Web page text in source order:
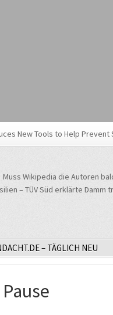
New Tools to Help Prevent
Muss Wikipedia die Autoren
– TÜV Süd erklärte Damm
– TÄGLICH NEU